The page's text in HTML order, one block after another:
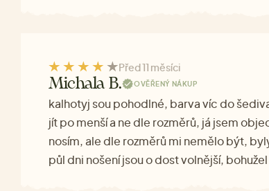
Před 11 měsíci
Michala B. OVĚŘENÝ NÁKUP
kalhotyj sou pohodlné, barva víc do
jít po menší a ne dle rozměrů, já jsem
nosím, ale dle rozměrů mi nemělo být,
půl dni nošení jsou o dost volnější,